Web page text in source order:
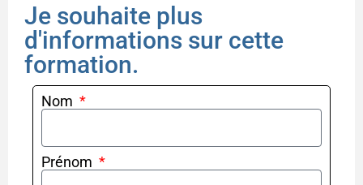
Je souhaite plus
d'informations sur cette
formation.
Nom
Prénom